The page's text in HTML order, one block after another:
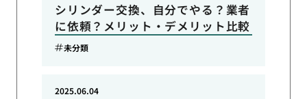
シリンダー交換、自分でやる？業者
に依頼？メリット・デメリット比較
未分類
2025.06.04